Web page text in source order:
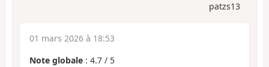
patzs13
01 mars 2026 à 18:53
Note globale : 4.7 / 5